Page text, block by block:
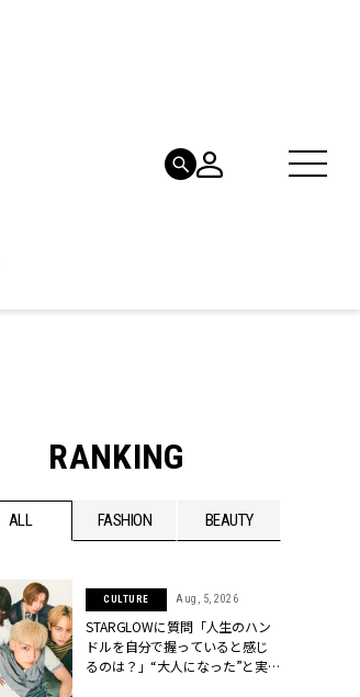
RANKING
ALL FASHION BEAUTY
CULTURE Aug, 5, 2026
STARGLOWに質問「人生のハン
ドルを自分で握っていると感じ
るのは？」“大️人になった”と実